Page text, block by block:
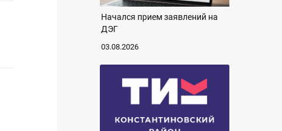
Начался прием заявлений на
ДЭГ
03.08.2026